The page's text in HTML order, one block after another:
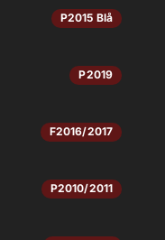
P2015 Blå
P2019
F2016/2017
P2010/2011